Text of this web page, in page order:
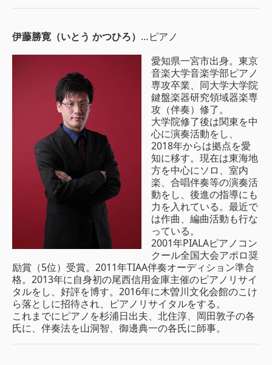
伊藤勝寛（いとう かつひろ） …ピアノ
愛知県一宮市出身。東京
音楽大学音楽学部ピアノ
専攻卒業、同大学大学院
鍵盤楽器研究領域器楽専
攻（伴奏）修了。
大学院修了後は関東を中
心に演奏活動をし、
2018年からは拠点を愛
知に移す。現在は東海地
方を中心にソロ、室内
楽、合唱伴奏等の演奏活
動をし、後進の指導にも
力を入れている。最近で
は作曲、編曲活動も行な
っている。
2001年PIALAピアノコン
クール全国大会アポロ奨
励賞（5位）受賞。2011年TIAA伴奏オーディション準合
格。2013年に自身初の尾西信用金庫主催のピアノリサイ
タルをし、好評を博す。2016年に木曽川文化会館のこけ
ら落としに招待され、ピアノリサイタルをする。
これまでにピアノを杉浦日出夫、北住淳、岡田敦子の各
氏に、伴奏法を山洞智、御邊典一の各氏に師事。